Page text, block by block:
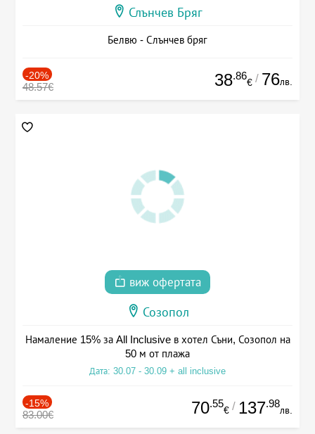
Слънчев Бряг
Белвю - Слънчев бряг
-20%
48.57€ 38.86
€ / 76лв.
виж офертата
Созопол
Намаление 15% за All Inclusive в хотел Съни, Созопол на
50 м от плажа
Дата: 30.07 - 30.09 + all inclusive
-15%
83.00€ 70.55
€ / 137.98
лв.